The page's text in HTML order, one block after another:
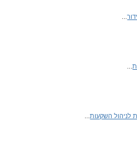
...
...
לניהול השקעות...